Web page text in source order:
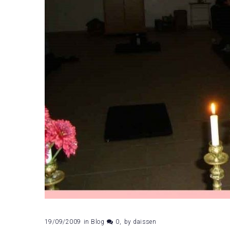
19/09/2009 in Blog 0 by daissen